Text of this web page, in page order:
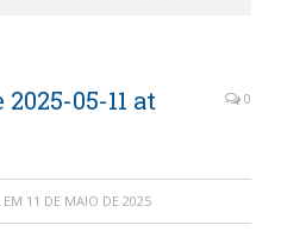
05-11 at
0
EM 11 DE MAIO DE 2025